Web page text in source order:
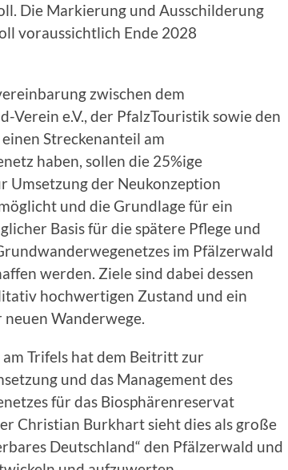
Die Markierung und Ausschilderung
voraussichtlich Ende 2028
zwischen dem
Verein e.V., der PfalzTouristik sowie den
Streckenanteil am
haben, sollen die 25%ige
Umsetzung der Neukonzeption
und die Grundlage für ein
Basis für die spätere Pflege und
im Pfälzerwald
werden. Ziele sind dabei dessen
hochwertigen Zustand und ein
Wanderwege.
Trifels hat dem Beitritt zur
und das Management des
für das Biosphärenreservat
Christian Burkhart sieht dies als große
Deutschland“ den Pfälzerwald und